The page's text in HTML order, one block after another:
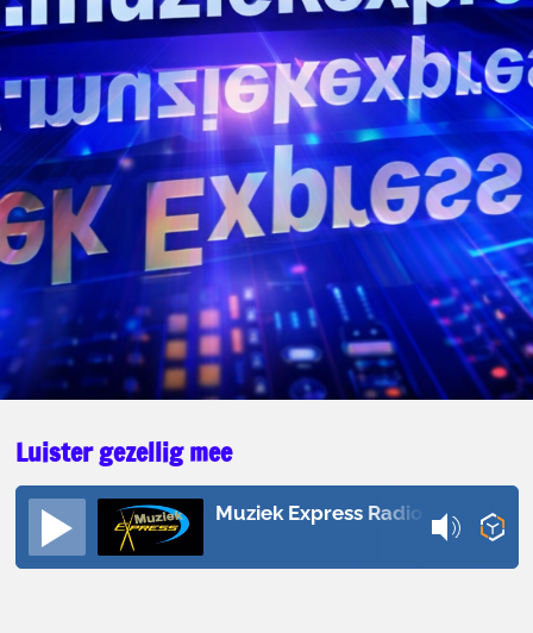
Luister gezellig mee
Muziek Express Radio